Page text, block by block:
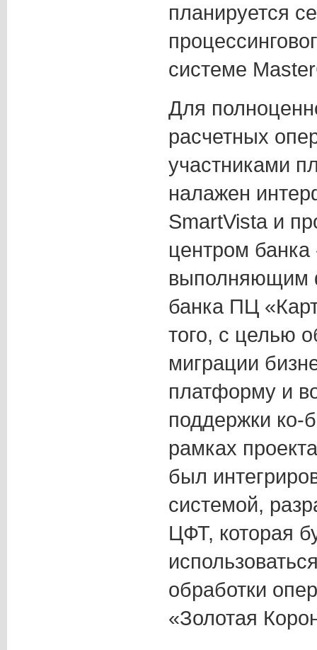
планируется
системе
Для
расчетных
участниками
налажен
SmartVista и
центром
выполняющим
банка ПЦ
того, с целью
миграции
платформу и
поддержки ко-
рамках
был
системой,
ЦФТ, которая
обработки
«Золотая